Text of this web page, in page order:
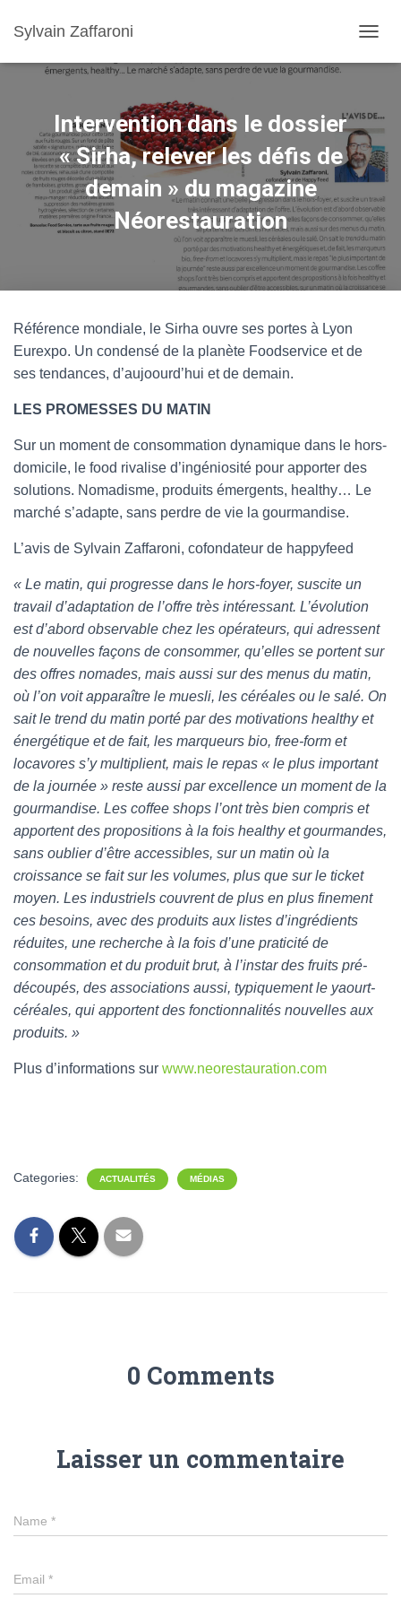
Sylvain Zaffaroni
Intervention dans le dossier
« Sirha, relever les défis de
demain » du magazine
Néorestauration
Référence mondiale, le Sirha ouvre ses portes à Lyon
Eurexpo. Un condensé de la planète Foodservice et de
ses tendances, d’aujoourd’hui et de demain.
LES PROMESSES DU MATIN
Sur un moment de consommation dynamique dans le hors-
domicile, le food rivalise d’ingéniosité pour apporter des
solutions. Nomadisme, produits émergents, healthy… Le
marché s’adapte, sans perdre de vie la gourmandise.
L’avis de Sylvain Zaffaroni, cofondateur de happyfeed
« Le matin, qui progresse dans le hors-foyer, suscite un
travail d’adaptation de l’offre très intéressant. L’évolution
est d’abord observable chez les opérateurs, qui adressent
de nouvelles façons de consommer, qu’elles se portent sur
des offres nomades, mais aussi sur des menus du matin,
où l’on voit apparaître le muesli, les céréales ou le salé. On
sait le trend du matin porté par des motivations healthy et
énergétique et de fait, les marqueurs bio, free-form et
locavores s’y multiplient, mais le repas « le plus important
de la journée » reste aussi par excellence un moment de la
gourmandise. Les coffee shops l’ont très bien compris et
apportent des propositions à la fois healthy et gourmandes,
sans oublier d’être accessibles, sur un matin où la
croissance se fait sur les volumes, plus que sur le ticket
moyen. Les industriels couvrent de plus en plus finement
ces besoins, avec des produits aux listes d’ingrédients
réduites, une recherche à la fois d’une praticité de
consommation et du produit brut, à l’instar des fruits pré-
découpés, des associations aussi, typiquement le yaourt-
céréales, qui apportent des fonctionnalités nouvelles aux
produits. »
Plus d’informations sur www.neorestauration.com
Categories: ACTUALITÉS MÉDIAS
0 Comments
Laisser un commentaire
Name *
Email *